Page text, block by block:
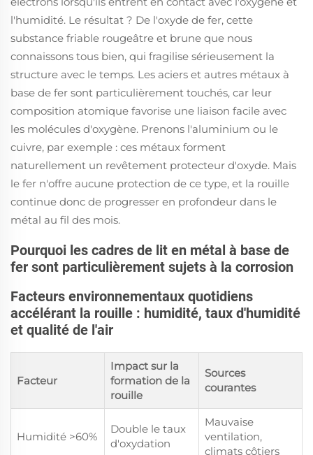
l'humidité. Le résultat ? De l'oxyde de fer, cette
substance friable rougeâtre et brune que nous
connaissons tous bien, qui fragilise sérieusement la
structure avec le temps. Les aciers et autres métaux à
base de fer sont particulièrement touchés, car leur
composition atomique favorise une liaison facile avec
les molécules d'oxygène. Prenons l'aluminium ou le
cuivre, par exemple : ces métaux forment
naturellement un revêtement protecteur d'oxyde. Mais
le fer n'offre aucune protection de ce type, et la rouille
continue donc de progresser en profondeur dans le
métal au fil des mois.
Pourquoi les cadres de lit en métal à base de
fer sont particulièrement sujets à la corrosion
Facteurs environnementaux quotidiens
accélérant la rouille : humidité, taux d'humidité
et qualité de l'air
Facteur
Impact sur la
formation de la
rouille
Sources
courantes
Humidité >60%
Double le taux
d'oxydation
Mauvaise
ventilation,
climats côtiers